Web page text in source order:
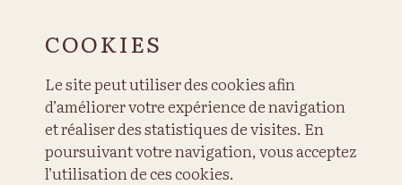
COOKIES
Le site peut utiliser des cookies afin
d’améliorer votre expérience de navigation
et réaliser des statistiques de visites. En
poursuivant votre navigation, vous acceptez
l’utilisation de ces cookies.